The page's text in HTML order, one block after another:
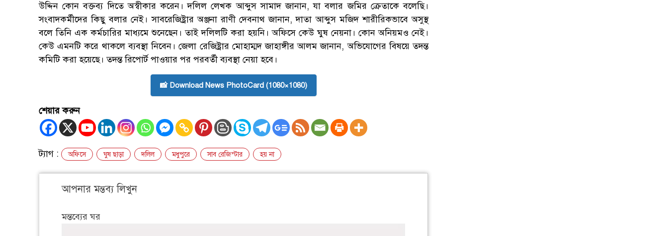
উদ্দিন কোন বক্তব্য দিতে অস্বীকার করেন। দলিল লেখক আব্দুস সামাদ জানান, যা বলার জমির ক্রেতাকে বলেছি।
সংবাদকর্মীদের কিছু বলার নেই। সাবরেজিষ্ট্রার অঞ্জনা রাণী দেবনাথ জানান, দাতা আব্দুস মজিদ শারীরিকভাবে অসুস্থ
বলে তিনি এক কর্মচারির মাধ্যমে শুনেছেন। তাই দলিলটি করা হয়নি। অফিসে কেউ ঘুষ নেয়না। কোন অনিয়মও নেই।
কেউ এমনটি করে থাকলে ব্যবস্থা নিবেন। জেলা রেজিষ্ট্রার মোহাম্মদ জাহাঙ্গীর আলম জানান, অভিযোগের বিষয়ে তদন্ত
কমিটি করা হয়েছে। তদন্ত রিপোর্ট পাওয়ার পর পরবর্তী ব্যবস্থা নেয়া হবে।
📸 Download News PhotoCard (1080×1080)
শেয়ার করুন
ট্যাগ : অফিসে ঘুষ ছাড়া দলিল মধুপুরে সাব রেজিস্টার হয় না
আপনার মন্তব্য লিখুন
মন্তব্যের ঘর